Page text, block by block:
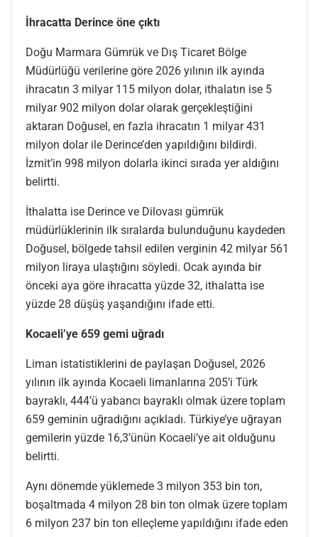
İhracatta Derince öne çıktı
Doğu Marmara Gümrük ve Dış Ticaret Bölge
Müdürlüğü verilerine göre 2026 yılının ilk ayında
ihracatın 3 milyar 115 milyon dolar, ithalatın ise 5
milyar 902 milyon dolar olarak gerçekleştiğini
aktaran Doğusel, en fazla ihracatın 1 milyar 431
milyon dolar ile Derince’den yapıldığını bildirdi.
İzmit’in 998 milyon dolarla ikinci sırada yer aldığını
belirtti.
İthalatta ise Derince ve Dilovası gümrük
müdürlüklerinin ilk sıralarda bulunduğunu kaydeden
Doğusel, bölgede tahsil edilen verginin 42 milyar 561
milyon liraya ulaştığını söyledi. Ocak ayında bir
önceki aya göre ihracatta yüzde 32, ithalatta ise
yüzde 28 düşüş yaşandığını ifade etti.
Kocaeli’ye 659 gemi uğradı
Liman istatistiklerini de paylaşan Doğusel, 2026
yılının ilk ayında Kocaeli limanlarına 205’i Türk
bayraklı, 444’ü yabancı bayraklı olmak üzere toplam
659 geminin uğradığını açıkladı. Türkiye’ye uğrayan
gemilerin yüzde 16,3’ünün Kocaeli’ye ait olduğunu
belirtti.
Aynı dönemde yüklemede 3 milyon 353 bin ton,
boşaltmada 4 milyon 28 bin ton olmak üzere toplam
6 milyon 237 bin ton elleçleme yapıldığını ifade eden